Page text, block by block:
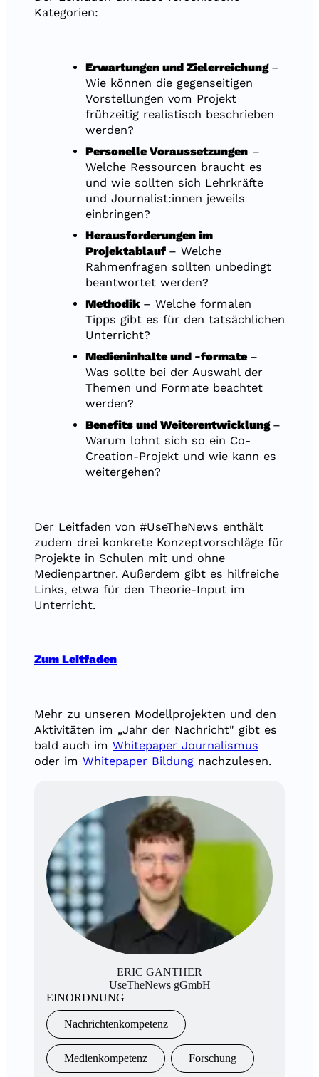
ERIC GANTHER
UseTheNews gGmbH
EINORDNUNG
Nachrichtenkompetenz
Medienkompetenz Forschung
Kategorien:
Erwartungen und Zielerreichung –
Wie können die gegenseitigen
Vorstellungen vom Projekt
frühzeitig realistisch beschrieben
werden?
Personelle Voraussetzungen –
Welche Ressourcen braucht es
und wie sollten sich Lehrkräfte
und Journalist:innen jeweils
einbringen?
Herausforderungen im
Projektablauf – Welche
Rahmenfragen sollten unbedingt
beantwortet werden?
Methodik – Welche formalen
Tipps gibt es für den tatsächlichen
Unterricht?
Medieninhalte und -formate –
Was sollte bei der Auswahl der
Themen und Formate beachtet
werden?
Benefits und Weiterentwicklung –
Warum lohnt sich so ein Co-
Creation-Projekt und wie kann es
weitergehen?
Der Leitfaden von #UseTheNews enthält
zudem drei konkrete Konzeptvorschläge für
Projekte in Schulen mit und ohne
Medienpartner. Außerdem gibt es hilfreiche
Links, etwa für den Theorie-Input im
Unterricht.
Zum Leitfaden
Mehr zu unseren Modellprojekten und den
Aktivitäten im „Jahr der Nachricht" gibt es
bald auch im Whitepaper Journalismus
oder im Whitepaper Bildung nachzulesen.